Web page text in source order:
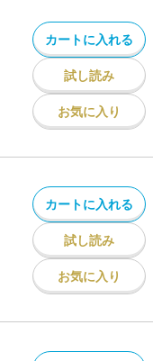
カートに入れる
試し読み
お気に入り
カートに入れる
試し読み
お気に入り